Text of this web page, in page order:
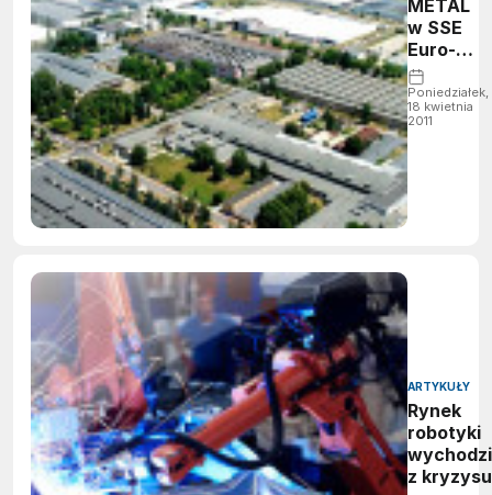
METAL
w SSE
Euro-
Park
Poniedziałek,
18 kwietnia
2011
ARTYKUŁY
Rynek
robotyki
wychodzi
z kryzysu